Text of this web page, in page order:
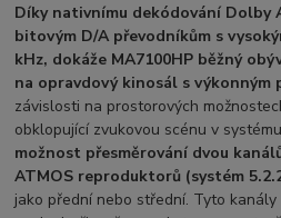
Díky nativnímu dekódování Dolby
bitovým D/A převodníkům s
kHz, dokáže MA7100HP běžný
na opravdový kinosál s výkonným
závislosti na prostorových
obklopující zvukovou scénu v
možnost přesměrování dvou
ATMOS reproduktorů (systém
jako přední nebo střední. Tyto